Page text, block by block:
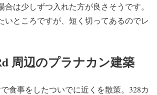
合は少しずつ入れた方が良さそうです。
いところですが、短く切ってあるのでレ
周辺のプラナカン建築
食事をしたついでに近くを散策。328カ